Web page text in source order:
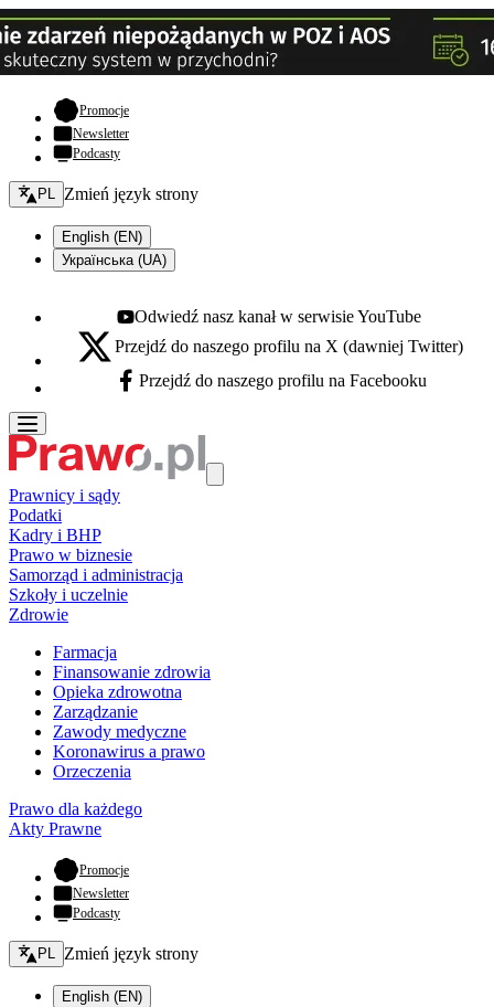
Promocje- otwiera się w nowej karcie
Newsletter
Podcasty
Zmień język - bieżący:
PL Zmień język strony
English (EN)
Українська (UA)
Youtube - otwiera się w nowej karcie
Odwiedź nasz kanał w serwisie YouTube
X - otwiera się w nowej karcie
Przejdź do naszego profilu na X (dawniej Twitter)
Facebook - otwiera się w nowej karcie
Przejdź do naszego profilu na Facebooku
Prawnicy i sądy
Podatki
Kadry i BHP
Prawo w biznesie
Samorząd i administracja
Szkoły i uczelnie
Zdrowie
Farmacja
Finansowanie zdrowia
Opieka zdrowotna
Zarządzanie
Zawody medyczne
Koronawirus a prawo
Orzeczenia
Prawo dla każdego
Akty Prawne
Promocje- otwiera się w nowej karcie
Newsletter
Podcasty
Zmień język - bieżący:
PL Zmień język strony
English (EN)